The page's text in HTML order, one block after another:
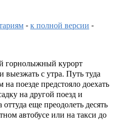
-к полной версии -
горнолыжный курорт
с утра. Путь туда
поезде предстояло доехать
на другой поезд и
еще преодолеть десять
автобусе или на такси до